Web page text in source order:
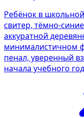
Ребёнок в
свитер, тёмно-
аккуратной
минималистичном
пенал, уверенный
начала учебного